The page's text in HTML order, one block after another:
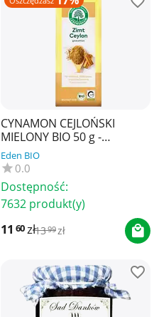
CYNAMON CEJLOŃSKI
MIELONY BIO 50 g -
LEBENSBAUM
Eden BIO
0.0
Dostępność:
7632 produkt(y)
11 60zł1399zł